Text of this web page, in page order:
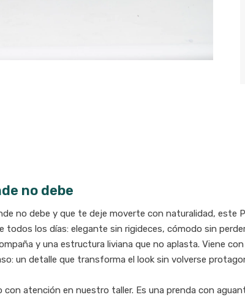
no debe
no debe y que te deje moverte con naturalidad, este
todos los días: elegante sin rigideces, cómodo sin
y una estructura liviana que no aplasta. Viene
un detalle que transforma el look sin volverse
atención en nuestro taller. Es una prenda con